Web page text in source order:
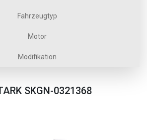
Fahrzeugtyp
Motor
Modifikation
SKGN-0321368